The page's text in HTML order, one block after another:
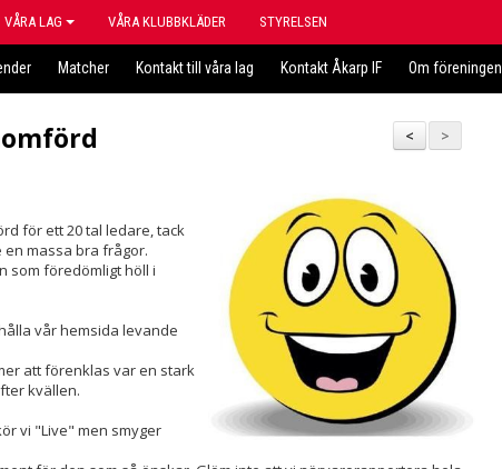
VÅRA LAG VÅRA KLUBBKLÄDER STYRELSEN
Matcher Kontakt till våra lag Kontakt Åkarp IF Om föreningen
>
<
för ett 20 tal ledare, tack
en massa bra frågor.
som föredömligt höll i
vår hemsida levande
att förenklas var en stark
kvällen.
vi "Live" men smyger